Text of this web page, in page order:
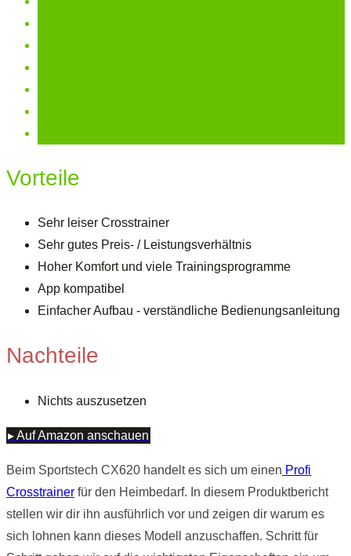
Vorteile
Sehr leiser Crosstrainer
Sehr gutes Preis- / Leistungsverhältnis
Hoher Komfort und viele Trainingsprogramme
App kompatibel
Einfacher Aufbau - verständliche Bedienungsanleitung
Nachteile
Nichts auszusetzen
▸ Auf Amazon anschauen
Beim Sportstech CX620 handelt es sich um einen Profi
Crosstrainer für den Heimbedarf. In diesem Produktbericht
stellen wir dir ihn ausführlich vor und zeigen dir warum es
sich lohnen kann dieses Modell anzuschaffen. Schritt für